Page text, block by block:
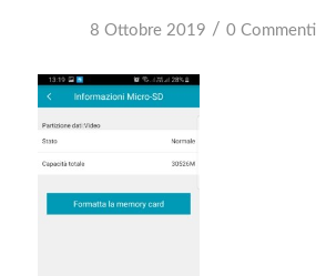
8 Ottobre 2019 / 0 Commenti